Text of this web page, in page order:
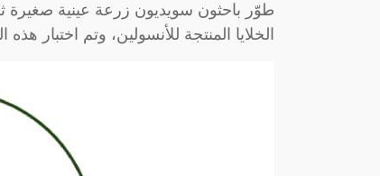
طوّر باحثون سويديون زرعة عينية صغيرة
الخلايا المنتجة للأنسولين، وتم اختبار هذه